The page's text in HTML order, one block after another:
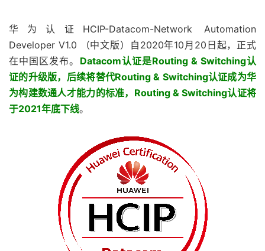
华为认证HCIP-Datacom-Network Automation
Developer V1.0 （中文版）自2020年10月20日起，正式
在中国区发布。 Datacom认证是Routing & Switching认
证的升级版，后续将替代Routing & Switching认证成为华
为构建数通人才能力的标准，Routing & Switching认证将
于2021年底下线。